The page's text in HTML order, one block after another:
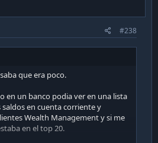
#238
que era poco.
en un banco podia ver en una lista
en cuenta corriente y
Wealth Management y si me
en el top 20.